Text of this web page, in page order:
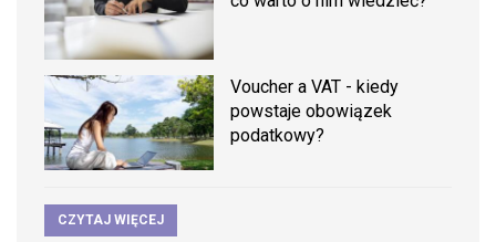
Voucher a VAT - kiedy
powstaje obowiązek
podatkowy?
CZYTAJ WIĘCEJ